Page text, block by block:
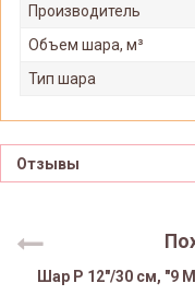
Производитель
Объем шара, м³
Тип шара
Отзывы
Шар Р 12"/30 см, "9